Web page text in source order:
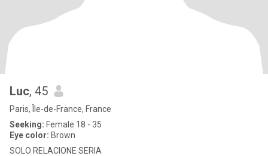
Luc, 45
Paris, Île-de-France, France
Seeking: Female 18 - 35
Eye color: Brown
SOLO RELACIONE SERIA